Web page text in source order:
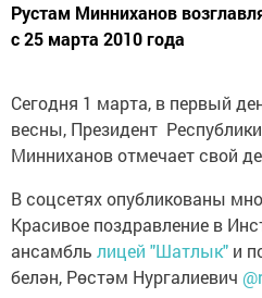
Рустам Минниханов
с 25 марта 2010 года
Сегодня 1 марта, в первый
весны, Президент
Минниханов отмечает свой
В соцсетях опубликованы
Красивое поздравление в
ансамбль лицей "Шатлык" и
белән, Рөстәм Нургалиевич